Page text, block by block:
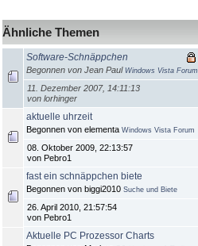
Ähnliche Themen
Software-Schnäppchen
Begonnen von Jean Paul Windows Vista Forum
11. Dezember 2007, 14:11:13
von lorhinger
aktuelle uhrzeit
Begonnen von elementa Windows Vista Forum
08. Oktober 2009, 22:13:57
von Pebro1
fast ein schnäppchen biete
Begonnen von biggi2010 Suche und Biete
26. April 2010, 21:57:54
von Pebro1
Aktuelle PC Prozessor Charts